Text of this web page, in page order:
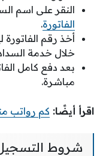
النقر على اسم
الفاتورة.
أخذ رقم
خلال خدمة السداد
بعد دفع كامل
مباشرة.
اقرأ أيضًا: كم رواتب
شروط